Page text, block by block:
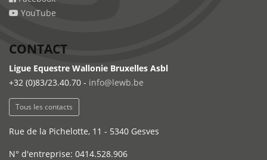
YouTube
CONTACT
Ligue Equestre Wallonie Bruxelles Asbl
+32 (0)83/23.40.70 - info@lewb.be
Tous les contacts
Rue de la Pichelotte, 11 - 5340 Gesves
N° d'entreprise: 0414.528.906